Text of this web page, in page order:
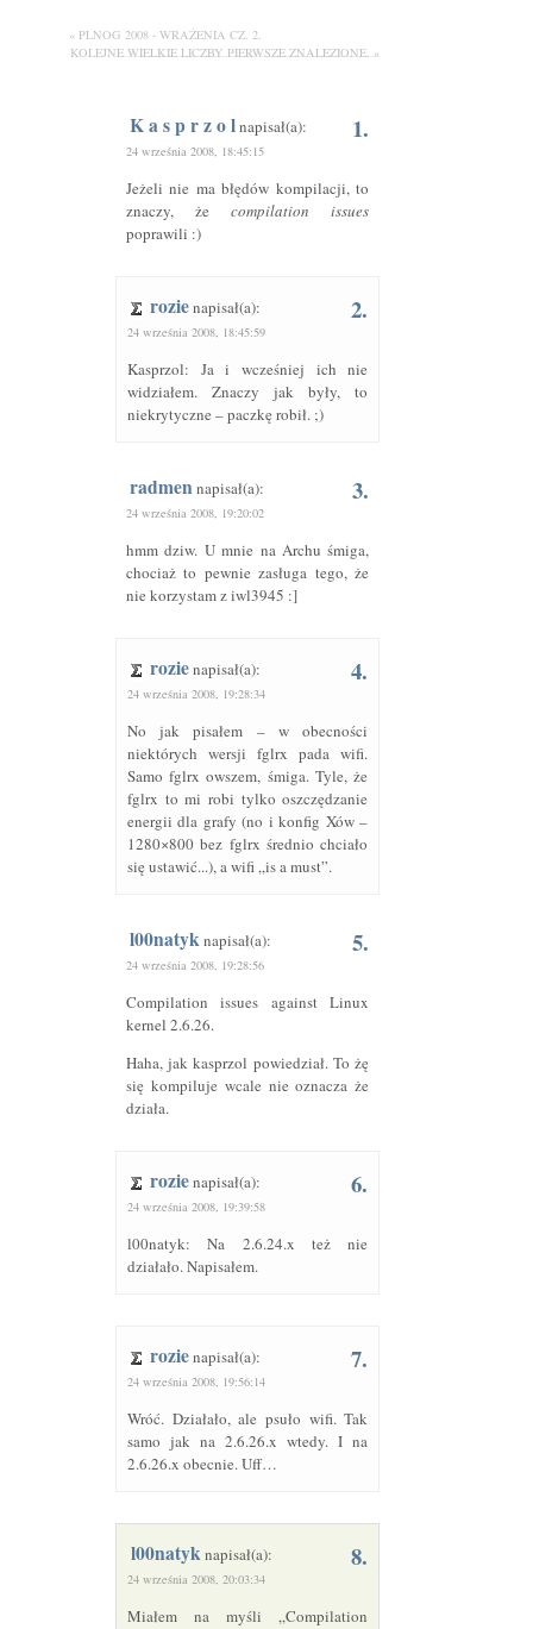
« PLNOG 2008 - WRAŻENIA CZ. 2.
KOLEJNE WIELKIE LICZBY PIERWSZE ZNALEZIONE. »
1.
K a s p r z o lnapisał(a):
24 września 2008, 18:45:15
Jeżeli nie ma błędów kompilacji, to
znaczy, żecompilation issues
poprawili :)
2.
rozienapisał(a):
24 września 2008, 18:45:59
Kasprzol: Ja i wcześniej ich nie
widziałem. Znaczy jak były, to
niekrytyczne – paczkę robił. ;)
3.
radmennapisał(a):
24 września 2008, 19:20:02
hmm dziw. U mnie na Archu śmiga,
chociaż to pewnie zasługa tego, że
nie korzystam z iwl3945 :]
4.
rozienapisał(a):
24 września 2008, 19:28:34
No jak pisałem – w obecności
niektórych wersji fglrx pada wifi.
Samo fglrx owszem, śmiga. Tyle, że
fglrx to mi robi tylko oszczędzanie
energii dla grafy (no i konfig Xów –
1280×800 bez fglrx średnio chciało
się ustawić...), a wifi „is a must”.
5.
l00natyknapisał(a):
24 września 2008, 19:28:56
Compilation issues against Linux
kernel 2.6.26.
Haha, jak kasprzol powiedział. To żę
się kompiluje wcale nie oznacza że
działa.
6.
rozienapisał(a):
24 września 2008, 19:39:58
l00natyk: Na 2.6.24.x też nie
działało. Napisałem.
7.
rozienapisał(a):
24 września 2008, 19:56:14
Wróć. Działało, ale psuło wifi. Tak
samo jak na 2.6.26.x wtedy. I na
2.6.26.x obecnie. Uff…
8.
l00natyknapisał(a):
24 września 2008, 20:03:34
Miałem na myśli „Compilation